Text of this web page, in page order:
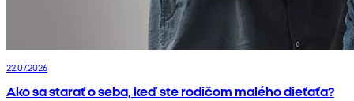
22.07.2026
Ako sa starať o seba, keď ste rodičom malého dieťaťa?